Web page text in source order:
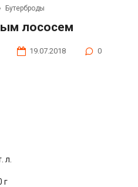
Бутерброды
лососем
19.07.2018
0
л.
г